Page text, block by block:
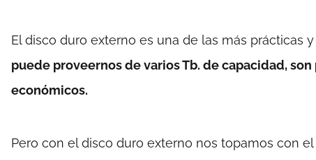
El disco duro externo es una de las más prácticas
puede proveernos de varios Tb. de capacidad,
económicos.
Pero con el disco duro externo nos topamos con